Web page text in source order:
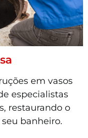
em vasos
especialistas
restaurando o
banheiro.